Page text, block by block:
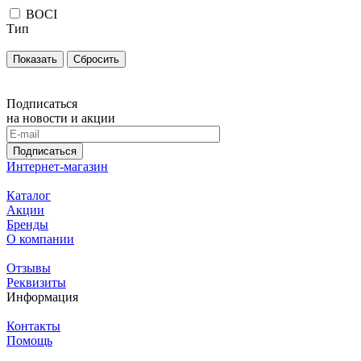
BOCI
Тип
Сбросить
Подписаться
на новости и акции
Подписаться
Интернет-магазин
Каталог
Акции
Бренды
О компании
Отзывы
Реквизиты
Информация
Контакты
Помощь